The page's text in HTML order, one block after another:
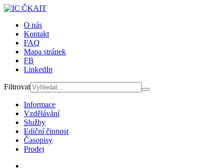
O nás
Kontakt
FAQ
Mapa stránek
FB
LinkedIn
Filtrovat
Informace
Vzdělávání
Služby
Ediční činnost
Časopisy
Prodej